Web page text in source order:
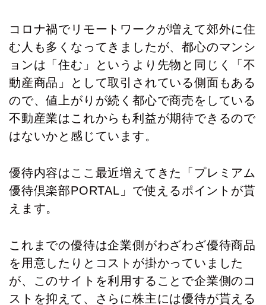
コロナ禍でリモートワークが増えて郊外に住
む人も多くなってきましたが、都心のマンシ
ョンは「住む」というより先物と同じく「不
動産商品」として取引されている側面もある
ので、値上がりが続く都心で商売をしている
不動産業はこれからも利益が期待できるので
はないかと感じています。
優待内容はここ最近増えてきた「プレミアム
優待倶楽部PORTAL」で使えるポイントが貰
えます。
これまでの優待は企業側がわざわざ優待商品
を用意したりとコストが掛かっていました
が、このサイトを利用することで企業側のコ
ストを抑えて、さらに株主には優待が貰える